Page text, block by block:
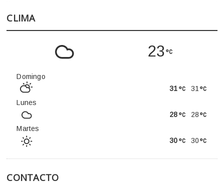
CLIMA
23
Domingo
31
31
Lunes
28
28
Martes
30
30
CONTACTO